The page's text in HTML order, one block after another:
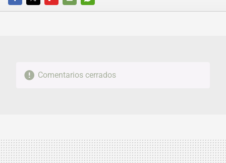
FACEBOOKTWITTERFLIPBOARD
E-
WHATSAPP
Comentarios cerrados